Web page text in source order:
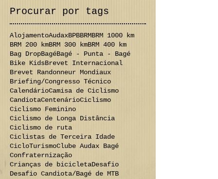
Procurar por tags
AlojamentoAudaxBPBBRMBRM 1000 km
BRM 200 kmBRM 300 kmBRM 400 km
Bag DropBagéBagé - Punta - Bagé
Bike KidsBrevet Internacional
Brevet Randonneur Mondiaux
Briefing/Congresso Técnico
CalendárioCamisa de Ciclismo
CandiotaCentenárioCiclismo
Ciclismo Feminino
Ciclismo de Longa Distância
Ciclismo de ruta
Ciclistas de Terceira Idade
CicloTurismoClube Audax Bagé
Confraternização
Crianças de bicicletaDesafio
Desafio Candiota/Bagé de MTB